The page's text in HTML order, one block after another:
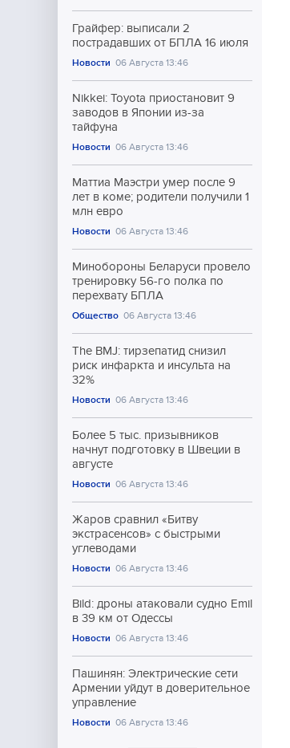
Грайфер: выписали 2
пострадавших от БПЛА 16 июля
Новости 06 Августа 13:46
Nikkei: Toyota приостановит 9
заводов в Японии из-за
тайфуна
Новости 06 Августа 13:46
Маттиа Маэстри умер после 9
лет в коме; родители получили 1
млн евро
Новости 06 Августа 13:46
Минобороны Беларуси провело
тренировку 56-го полка по
перехвату БПЛА
Общество 06 Августа 13:46
The BMJ: тирзепатид снизил
риск инфаркта и инсульта на
32%
Новости 06 Августа 13:46
Более 5 тыс. призывников
начнут подготовку в Швеции в
августе
Новости 06 Августа 13:46
Жаров сравнил «Битву
экстрасенсов» с быстрыми
углеводами
Новости 06 Августа 13:46
Bild: дроны атаковали судно Emil
в 39 км от Одессы
Новости 06 Августа 13:46
Пашинян: Электрические сети
Армении уйдут в доверительное
управление
Новости 06 Августа 13:46